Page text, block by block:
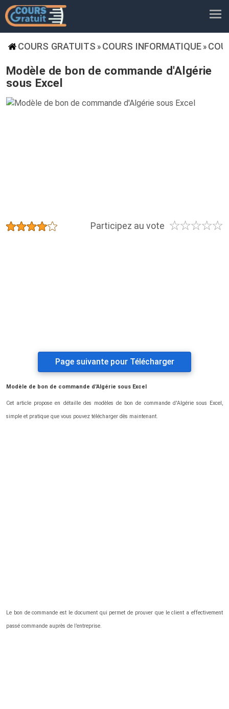
COURS GRATUITS » COURS INFORMATIQUE »
Modèle de bon de commande d'Algérie
sous Excel
Participez au vote ☆☆☆☆☆
★★★★★
Page suivante pour Télécharger
Modèle de bon de commande d'Algérie sous Excel
Cet article propose en détaille des modèles de bon de commande d'Algérie sous Excel,
simple et pratique que vous pouvez télécharger dès maintenant.
Le bon de commande est le document qui permet de prouver que le client a effectivement
passé commande auprès de l’entreprise.